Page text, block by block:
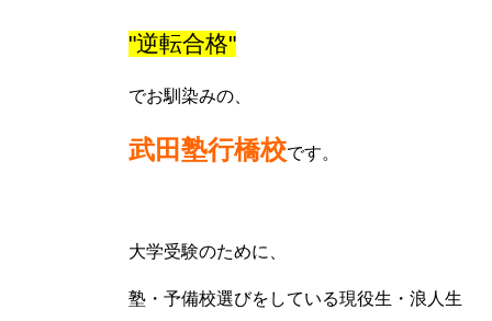
"逆転合格"
でお馴染みの、
武田塾行橋校です。
大学受験のために、
塾・予備校選びをしている現役生・浪人生